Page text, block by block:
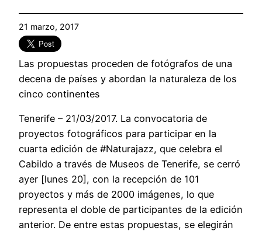
21 marzo, 2017
Las propuestas proceden de fotógrafos de una
decena de países y abordan la naturaleza de los
cinco continentes
Tenerife – 21/03/2017. La convocatoria de
proyectos fotográficos para participar en la
cuarta edición de #Naturajazz, que celebra el
Cabildo a través de Museos de Tenerife, se cerró
ayer [lunes 20], con la recepción de 101
proyectos y más de 2000 imágenes, lo que
representa el doble de participantes de la edición
anterior. De entre estas propuestas, se elegirán